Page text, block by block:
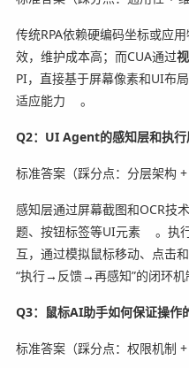
传统RPA依赖硬编码坐标或应
效，维护成本高；而CUA通过
PI，直接基于屏幕像素和UI布
适应能力
。
Q2：UI Agent的感知层和执行
标准答案（踩分点：分层架构 +
感知层通过屏幕截图和OCR技
题、按钮标签等UI元素
。执
互，通过模拟鼠标移动、点击
“执行→反馈→再感知”的闭环机
Q3：鼠标AI助手如何保证操作
标准答案（踩分点：权限机制 +